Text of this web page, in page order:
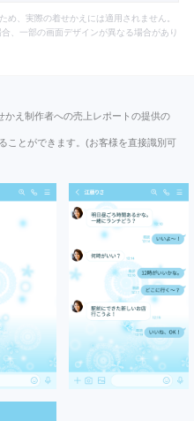
め、実際の着せかえには適用されません。
、一部の画面デザインが異なる場合があり
かえ制作者への売上レポートの提供の
ことができます。(お客様を直接識別可